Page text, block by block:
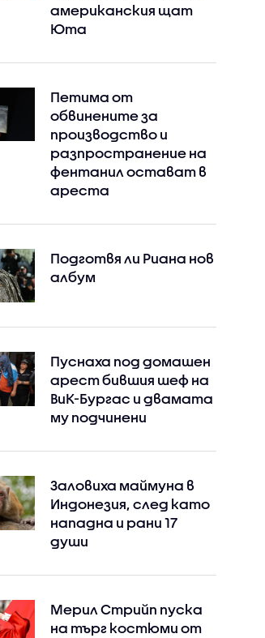
американския щат
Юта
Петима от
обвинените за
производство и
разпространение на
фентанил остават в
ареста
Подготвя ли Риана нов
албум
Пуснаха под домашен
арест бившия шеф на
ВиК-Бургас и двамата
му подчинени
Заловиха маймуна в
Индонезия, след като
нападна и рани 17
души
Мерил Стрийп пуска
на търг костюми от